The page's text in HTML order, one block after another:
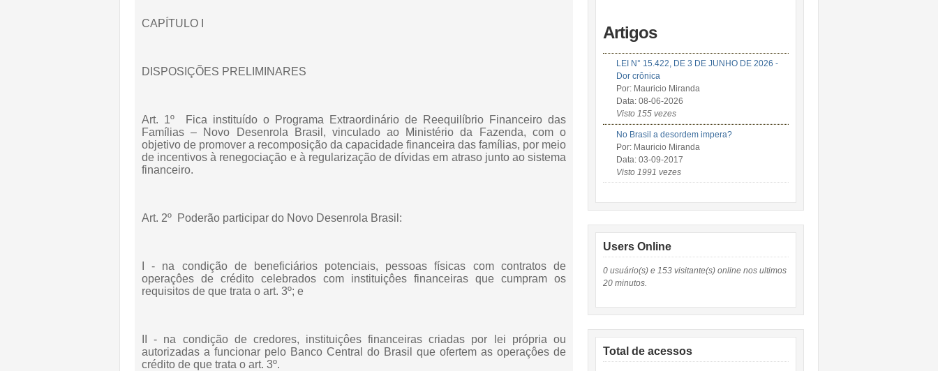
CAPÍTULO I
DISPOSIÇÕES PRELIMINARES
Art. 1º Fica instituído o Programa Extraordinário de Reequilíbrio Financeiro das
Famílias – Novo Desenrola Brasil, vinculado ao Ministério da Fazenda, com o
objetivo de promover a recomposição da capacidade financeira das famílias, por meio
de incentivos à renegociação e à regularização de dívidas em atraso junto ao sistema
financeiro.
Art. 2º Poderão participar do Novo Desenrola Brasil:
I - na condição de beneficiários potenciais, pessoas físicas com contratos de
operaçôes de crédito celebrados com instituiçôes financeiras que cumpram os
requisitos de que trata o art. 3º; e
II - na condição de credores, instituiçôes financeiras criadas por lei própria ou
autorizadas a funcionar pelo Banco Central do Brasil que ofertem as operaçôes de
crédito de que trata o art. 3º.
Artigos
LEI N° 15.422, DE 3 DE JUNHO DE 2026 -
Dor crônica
Por: Mauricio Miranda
Data: 08-06-2026
Visto 155 vezes
No Brasil a desordem impera?
Por: Mauricio Miranda
Data: 03-09-2017
Visto 1991 vezes
Users Online
0 usuário(s) e 153 visitante(s) online nos ultimos
20 minutos.
Total de acessos